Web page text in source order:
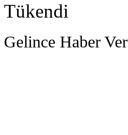
Tükendi
Gelince Haber Ver